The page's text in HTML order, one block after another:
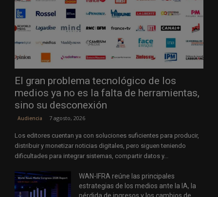
El gran problema tecnológico de los
medios ya no es la falta de herramientas,
sino su desconexión
Audiencia 7 agosto, 2026
Los editores cuentan ya con soluciones suficientes para producir,
distribuir y monetizar noticias digitales, pero siguen teniendo
dificultades para integrar sistemas, compartir datos y...
WAN-IFRA reúne las principales
estrategias de los medios ante la IA, la